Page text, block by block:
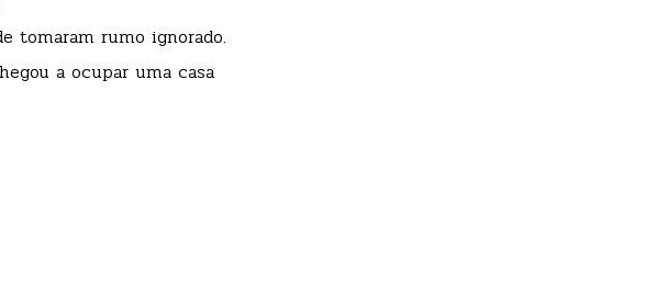
tomaram rumo ignorado.
a ocupar uma casa